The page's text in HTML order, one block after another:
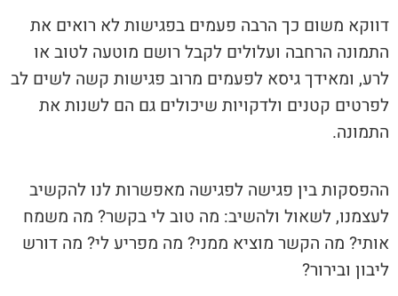
דווקא משום כך הרבה פעמים בפגישות לא רואים את
התמונה הרחבה ועלולים לקבל רושם מוטעה לטוב או
לרע, ומאידך גיסא לפעמים מרוב פגישות קשה לשים לב
לפרטים קטנים ולדקויות שיכולים גם הם לשנות את
התמונה.
ההפסקות בין פגישה לפגישה מאפשרות לנו להקשיב
לעצמנו, לשאול ולהשיב: מה טוב לי בקשר? מה משמח
אותי? מה הקשר מוציא ממני? מה מפריע לי? מה דורש
ליבון ובירור?